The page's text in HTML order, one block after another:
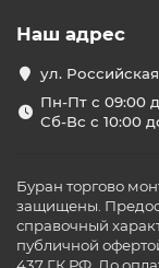
Наш адрес
ул. Российская
Пн-Пт с 09:00
Сб-Вс с 10:00
Буран торгово
защищены.
справочный
публичной